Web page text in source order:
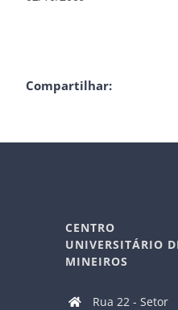
Compartilhar:
CENTRO
UNIVERSITÁRIO
MINEIROS
Rua 22 - Setor